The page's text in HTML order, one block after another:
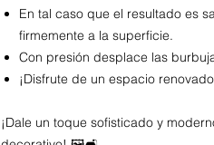
En tal caso que el resultado es
firmemente a la superficie.
Con presión desplace las
¡Disfrute de un espacio
¡Dale un toque sofisticado y